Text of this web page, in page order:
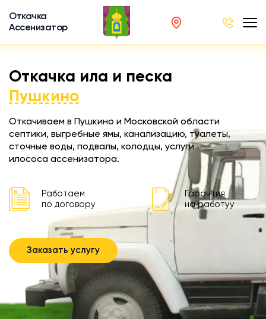
Откачка
Ассенизатор
Откачка ила и песка
Пушкино
Откачиваем в Пушкино и Московской области
септики, выгребные ямы, канализацию, туалеты,
сточные воды, подвалы, колодцы, услуги
илососа ассенизатора.
Работаем
по договору
Гарантия
на работуу
Заказать услугу